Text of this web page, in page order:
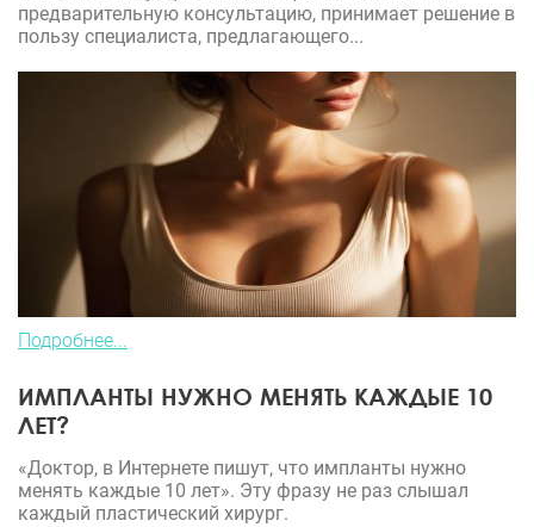
предварительную консультацию, принимает решение в
пользу специалиста, предлагающего...
Подробнее...
ИМПЛАНТЫ НУЖНО МЕНЯТЬ КАЖДЫЕ 10
ЛЕТ?
«Доктор, в Интернете пишут, что импланты нужно
менять каждые 10 лет». Эту фразу не раз слышал
каждый пластический хирург.